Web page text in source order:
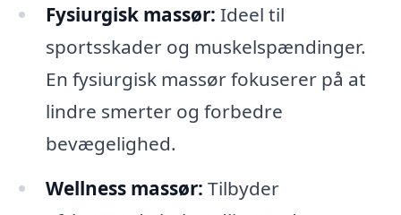
Fysiurgisk massør: Ideel til
sportsskader og muskelspændinger.
En fysiurgisk massør fokuserer på at
lindre smerter og forbedre
bevægelighed.
Wellness massør: Tilbyder